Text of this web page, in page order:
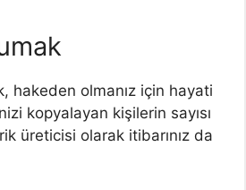
hakeden olmanız için hayati
kopyalayan kişilerin sayısı
üreticisi olarak itibarınız da